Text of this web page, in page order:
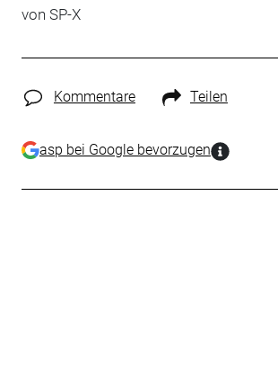
von SP-X
Kommentare Teilen
asp bei Google bevorzugen